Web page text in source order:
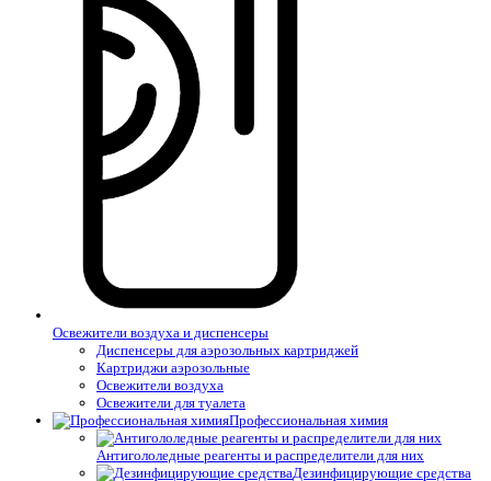
Освежители воздуха и диспенсеры
Диспенсеры для аэрозольных картриджей
Картриджи аэрозольные
Освежители воздуха
Освежители для туалета
Профессиональная химия
Антигололедные реагенты и распределители для них
Дезинфицирующие средства